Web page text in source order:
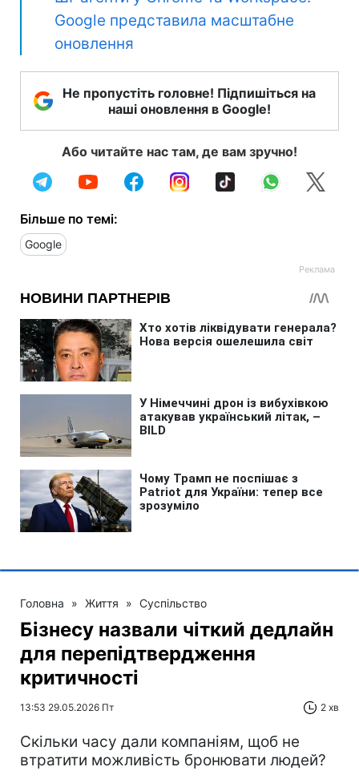
Google представила масштабне
оновлення
Не пропустіть головне! Підпишіться на
наші оновлення в Google!
Або читайте нас там, де вам зручно!
Більше по темі:
Google
Головна » Життя » Суспільство
Бізнесу назвали чіткий дедлайн
для перепідтвердження
критичності
13:53 29.05.2026 Пт 2 хв
Скільки часу дали компаніям, щоб не
втратити можливість бронювати людей?